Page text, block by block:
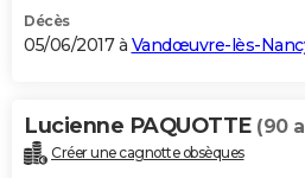
Décès
05/06/2017 à Vandœuvre-lès-
Lucienne PAQUOTTE (90
Créer une cagnotte obsèques